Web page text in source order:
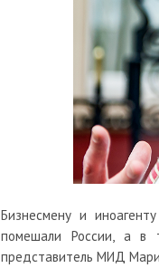
Бизнесмену и
помешали России, а в
представитель МИД